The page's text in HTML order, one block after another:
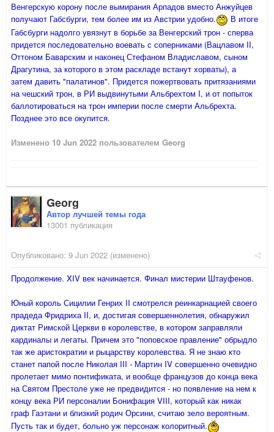
Венгерскую корону после вымирания Арпадов вместо Анжуйцев
получают Габсбурги, тем более им из Австрии удобно.
В итоге
Габсбурги надолго увязнут в борьбе за Венгерский трон - сперва
придется последовательно воевать с соперниками (Вацлавом II,
Оттоном Баварским и наконец Стефаном Владиславом, сыном
Драгутина, за которого в этом раскладе встанут хорваты), а
затем давить "палатинов". Придется пожертвовать притязаниями
на чешский трон, в РИ выдвинутыми Альбрехтом I, и от попыток
баллотироваться на трон империи после смерти Альбрехта.
Позднее это все окупится.
Изменено 10 Jun 2022 пользователем Georg
Georg
Автор лучшей темы года
13001 публикация
Опубликовано: 9 Jun 2022 (изменено)
Продолжение. XIV век начинается. Финал мистерии Штауфенов.
Юный король Сицилии Генрих II смотрелся реинкарнацией своего
прадеда Фридриха II, и, достигая совершеннолетия, обнаружил
диктат Римской Церкви в королевстве, в котором заправляли
кардиналы и легаты. Причем это "поповское правление" обрыдло
так же аристократии и рыцарству королевства. Я не знаю кто
станет папой после Николая III - Мартин IV совершенно очевидно
пролетает мимо понтификата, и вообще французов до конца века
на Святом Престоле уже не предвидится - но появление на нем к
концу века РИ персоналии Бонифация VIII, который как никак
граф Гаэтани и близкий родич Орсини, считаю зело вероятным.
Пусть так и будет, больно уж персонаж колоритный.